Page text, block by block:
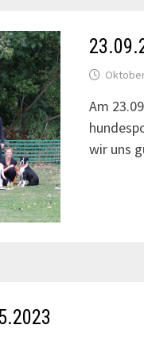
Am
wir uns